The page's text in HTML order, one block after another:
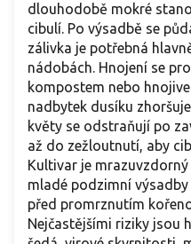
dlouhodobě mokré
cibulí. Po výsadbě se
zálivka je potřebná
nádobách. Hnojení se
kompostem nebo
nadbytek dusíku
květy se odstraňují po
až do zežloutnutí, aby
Kultivar je
mladé podzimní
před promrznutím
Nejčastějšími riziky jsou